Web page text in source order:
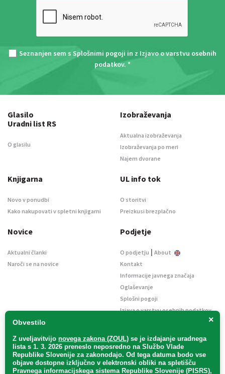
Seznanjen sem s Splošnimi pogoji in z Izjavo o varstvu osebnih
podatkov. *
×
Obvestilo
Z uveljavitvijo novega zakona (ZOUL) se je izdajanje uradnega
lista s 1. 3. 2026 preneslo neposredno na Službo Vlade
Republike Slovenije za zakonodajo. Od tega datuma bodo vse
objave dostopne izključno v elektronski obliki na spletišču
Pravnega informacijskega sistema Republike Slovenije (PISRS),
Glasilo
Uradni list RS
O glasilu
Izobraževanja
Aktualna izobraževanja
Izobraževanja po meri
Najem dvorane
Knjigarna
Novo v ponudbi
Kako nakupovati v spletni knjigarni
UL info tok
O storitvi
Preizkusi brezplačno
Novice
Aktualni članki
Naroči se na novice
Podjetje
O podjetju | About
Kontakt
Informacije javnega značaja
Oglaševanje
Splošni pogoji
Izjava o varstvu osebnih podatkov